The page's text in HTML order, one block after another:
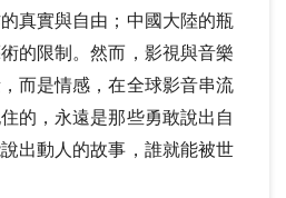
真實與自由；中國大陸的瓶
的限制。然而，影視與音樂
而是情感，在全球影音串流
的，永遠是那些勇敢說出自
出動人的故事，誰就能被世